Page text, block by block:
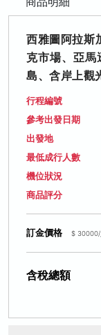
西雅圖阿拉斯
克市場、亞馬
島、含岸上觀
行程編號
參考出發日期
出發地
最低成行人數
機位狀況
商品評分
訂金價格 $ 30000/
含稅總額